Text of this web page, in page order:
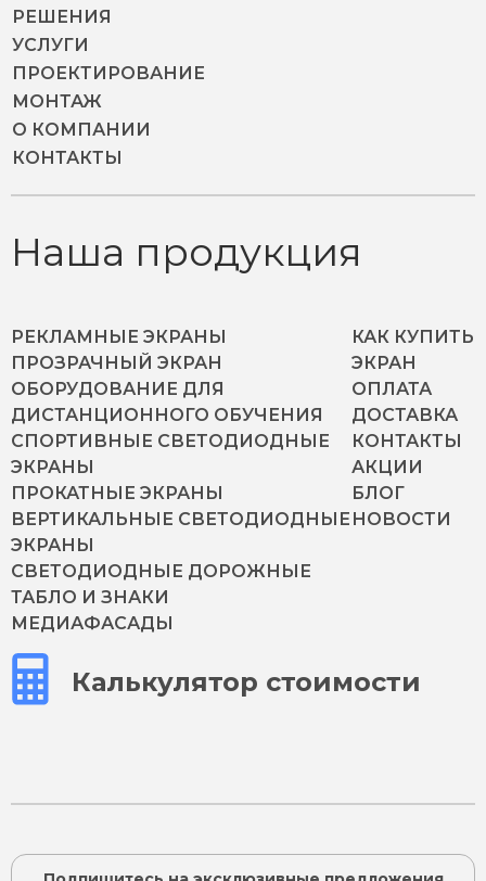
РЕШЕНИЯ
УСЛУГИ
ПРОЕКТИРОВАНИЕ
МОНТАЖ
О КОМПАНИИ
КОНТАКТЫ
Наша продукция
РЕКЛАМНЫЕ ЭКРАНЫ
ПРОЗРАЧНЫЙ ЭКРАН
ОБОРУДОВАНИЕ ДЛЯ
ДИСТАНЦИОННОГО ОБУЧЕНИЯ
СПОРТИВНЫЕ СВЕТОДИОДНЫЕ
ЭКРАНЫ
ПРОКАТНЫЕ ЭКРАНЫ
ВЕРТИКАЛЬНЫЕ СВЕТОДИОДНЫЕ
ЭКРАНЫ
СВЕТОДИОДНЫЕ ДОРОЖНЫЕ
ТАБЛО И ЗНАКИ
МЕДИАФАСАДЫ
КАК КУПИТЬ
ЭКРАН
ОПЛАТА
ДОСТАВКА
КОНТАКТЫ
АКЦИИ
БЛОГ
НОВОСТИ
Калькулятор стоимости